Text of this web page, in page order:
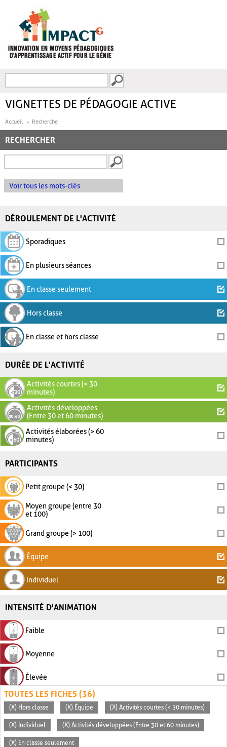
FORMULAIRE DE
VIGNETTES DE PÉDAGOGIE ACTIVE
Accueil Recherche
RECHERCHER
Voir tous les mots-clés
DÉROULEMENT DE L'ACTIVITÉ
Sporadiques
En plusieurs séances
En classe seulement
Hors classe
En classe et hors classe
DURÉE DE L'ACTIVITÉ
Activités courtes (< 30
minutes)
Activités développées
(Entre 30 et 60 minutes)
Activités élaborées (> 60
minutes)
PARTICIPANTS
Petit groupe (< 30)
Moyen groupe (entre 30
et 100)
Grand groupe (> 100)
Équipe
Individuel
INTENSITÉ D'ANIMATION
Faible
Moyenne
Élevée
TOUTES LES FICHES (36)
(X) Hors classe (X) Équipe (X) Activités courtes (< 30 minutes)
(X) Individuel (X) Activités développées (Entre 30 et 60 minutes)
(X) En classe seulement